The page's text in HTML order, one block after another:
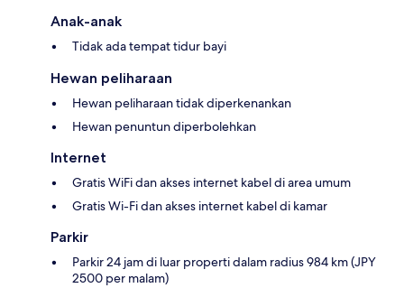
Anak-anak
Tidak ada tempat tidur bayi
Hewan peliharaan
Hewan peliharaan tidak diperkenankan
Hewan penuntun diperbolehkan
Internet
Gratis WiFi dan akses internet kabel di area umum
Gratis Wi-Fi dan akses internet kabel di kamar
Parkir
Parkir 24 jam di luar properti dalam radius 984 km (JPY
2500 per malam)